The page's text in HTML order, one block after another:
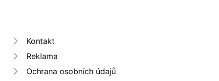
Kontakt
Reklama
Ochrana osobních údajů